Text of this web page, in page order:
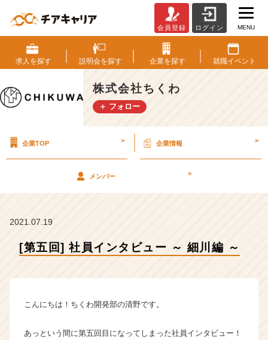
五
回]
社
員
イ
ン
ー
川
式
会
わ
タ
会員登録 ログイン MENU
求人を探す 説明会を探す 企業を探す 就職イベント
株式会社ちくわ
＋ フォロー
企業TOP > 企業情報 >
メンバー >
2021.07.19
[第五回] 社員インタビュー ～ 細川編 ～
こんにちは！ちくわ開発部の清野です。
あっという間に第五回目になってしまった社員インタビュー！